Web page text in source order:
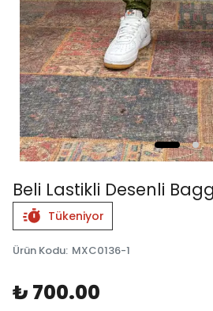
Beli Lastikli Desenli
Tükeniyor
Ürün Kodu: MXC0136-1
₺ 700.00